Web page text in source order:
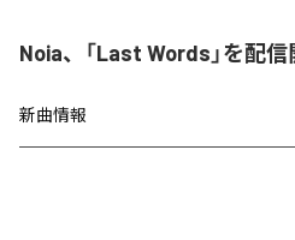
Noia、「Last Words」を配
新曲情報